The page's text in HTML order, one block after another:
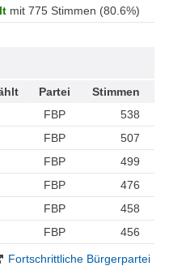
mit 775 Stimmen (80.6%)
Partei
Stimmen
FBP
538
FBP
507
FBP
499
FBP
476
FBP
458
FBP 456
Fortschrittliche Bürgerpartei